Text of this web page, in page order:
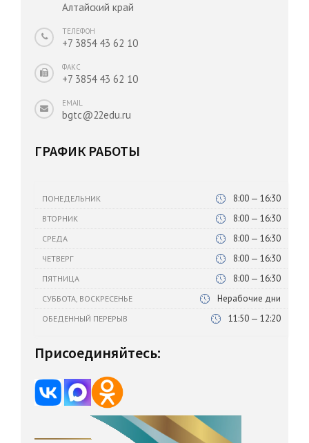
Алтайский край
ТЕЛЕФОН
+7 3854 43 62 10
ФАКС
+7 3854 43 62 10
EMAIL
bgtc@22edu.ru
ГРАФИК РАБОТЫ
ПОНЕДЕЛЬНИК 8:00 — 16:30
ВТОРНИК 8:00 — 16:30
СРЕДА 8:00 — 16:30
ЧЕТВЕРГ 8:00 — 16:30
ПЯТНИЦА 8:00 — 16:30
СУББОТА, ВОСКРЕСЕНЬЕ Нерабочие дни
ОБЕДЕННЫЙ ПЕРЕРЫВ 11:50 — 12:20
Присоединяйтесь: